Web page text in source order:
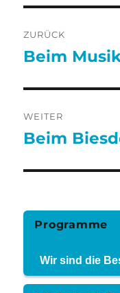
ZURÜCK
Vorheriger
Beim
WEITER
Nächster
Beim
Programme
Wir sind die